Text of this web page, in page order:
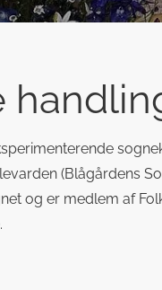
(Blågårdens
og er medlem af